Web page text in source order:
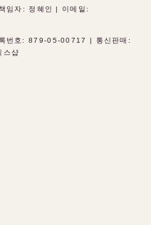
임자: 정혜인 | 이메일:
번호:879-05-00717
| 통신판매:
스샵